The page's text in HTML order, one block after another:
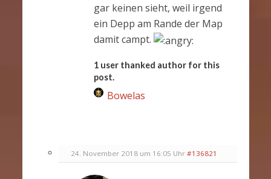
gar keinen sieht, weil irgend
ein Depp am Rande der Map
damit campt.
1 user thanked author for this
post.
Bowelas
24. November 2018 um 16:05 Uhr #136821